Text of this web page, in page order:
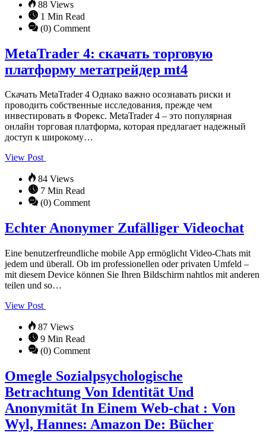
88 Views
1 Min Read
(0) Comment
MetaTrader 4: скачать торговую
платформу метатрейдер mt4
Скачать MetaTrader 4 Однако важно осознавать риски и
проводить собственные исследования, прежде чем
инвестировать в Форекс. MetaTrader 4 – это популярная
онлайн торговая платформа, которая предлагает надежный
доступ к широкому…
View Post
84 Views
7 Min Read
(0) Comment
Echter Anonymer Zufälliger Videochat
Eine benutzerfreundliche mobile App ermöglicht Video-Chats mit
jedem und überall. Ob im professionellen oder privaten Umfeld –
mit diesem Device können Sie Ihren Bildschirm nahtlos mit anderen
teilen und so…
View Post
87 Views
9 Min Read
(0) Comment
Omegle Sozialpsychologische
Betrachtung Von Identität Und
Anonymität In Einem Web-chat : Von
Wyl, Hannes: Amazon De: Bücher